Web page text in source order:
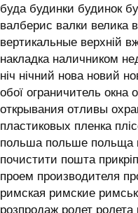
буда будинки будинок
валберис валки велика
вертикальные верхній
накладка наличником
ніч нічний нова новий
обої ограничитель окна
открывания отливы
пластиковых пленка
польша польше польща
почистити пошта
проем производителя
римская римские
розпродаж ролет ролета